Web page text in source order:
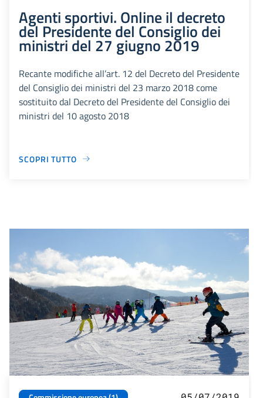
Agenti sportivi. Online il decreto
del Presidente del Consiglio dei
ministri del 27 giugno 2019
Recante modifiche all’art. 12 del Decreto del Presidente
del Consiglio dei ministri del 23 marzo 2018 come
sostituito dal Decreto del Presidente del Consiglio dei
ministri del 10 agosto 2018
SCOPRI TUTTO